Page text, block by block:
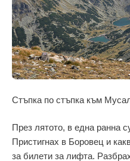
Стъпка по стъпка към
През лятото, в една ранна
Пристигнах в Боровец и
за билети за лифта.